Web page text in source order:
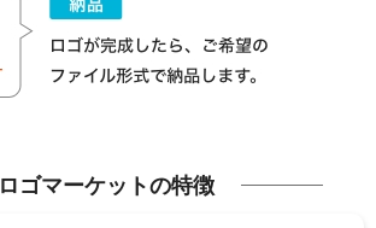
ロゴマーケットの特徴